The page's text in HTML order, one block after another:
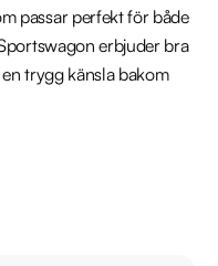
passar perfekt för både
erbjuder bra
trygg känsla bakom